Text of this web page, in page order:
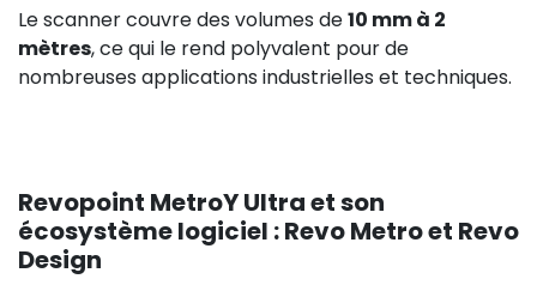
Le scanner couvre des volumes de10 mm à 2
mètres, ce qui le rend polyvalent pour de
nombreuses applications industrielles et techniques.
Revopoint MetroY Ultra et son
écosystème logiciel : Revo Metro et Revo
Design